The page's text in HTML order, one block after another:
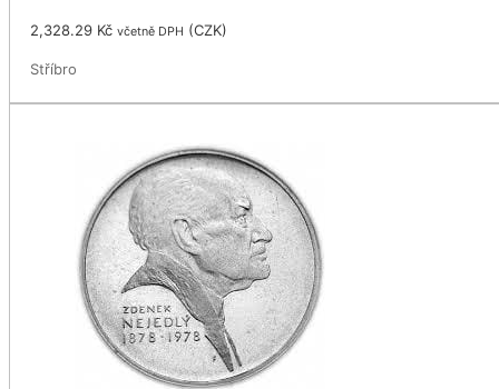
2,328.29 Kč včetně DPH (CZK)
Stříbro